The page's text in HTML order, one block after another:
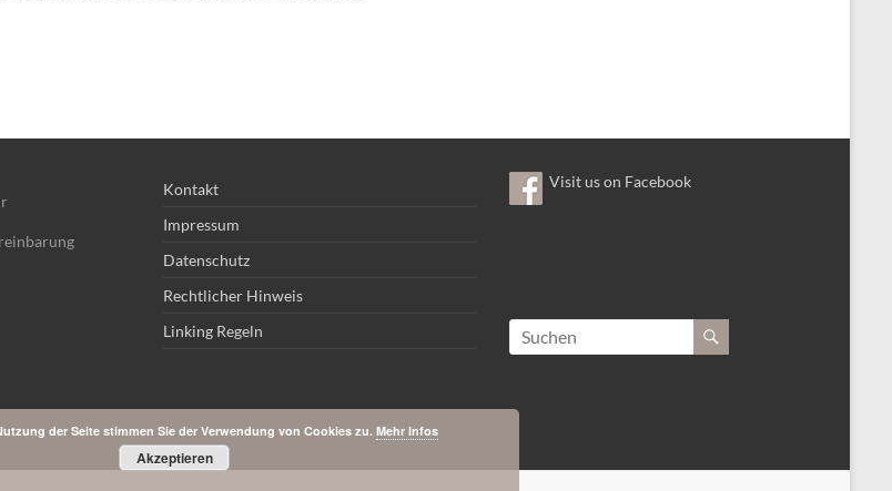
Kontakt
Impressum
Datenschutz
Rechtlicher Hinweis
Linking Regeln
Visit us on Facebook
der Seite stimmen Sie der Verwendung von Cookies zu. Mehr Infos
Akzeptieren